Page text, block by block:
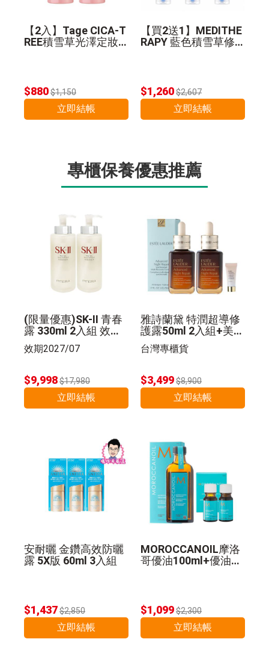
【2入】Tage CICA-T
REE積雪草光澤定妝
$880$1,150
立即結帳
【買2送1】MEDITHE
RAPY 藍色積雪草修
$1,260$2,607
立即結帳
專櫃保養優惠推薦
(限量優惠)SK-II 青春
露 330ml 2入組 效期2
027/07
效期2027/07
$9,998$17,980
立即結帳
雅詩蘭黛 特潤超導修
護露50ml 2入組+美肌
乳 5ml 公司貨
台灣專櫃貨
$3,499$8,900
立即結帳
安耐曬 金鑽高效防曬
露 5X版 60ml 3入組
$1,437$2,850
立即結帳
MOROCCANOIL摩洛
哥優油100ml+優油MI
$1,099$2,300
立即結帳